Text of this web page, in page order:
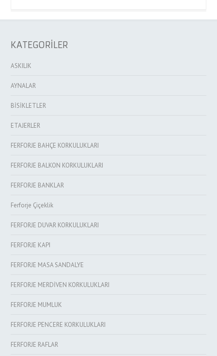
KATEGORİLER
ASKILIK
AYNALAR
BİSİKLETLER
ETAJERLER
FERFORJE BAHÇE KORKULUKLARI
FERFORJE BALKON KORKULUKLARI
FERFORJE BANKLAR
Ferforje Çiçeklik
FERFORJE DUVAR KORKULUKLARI
FERFORJE KAPI
FERFORJE MASA SANDALYE
FERFORJE MERDİVEN KORKULUKLARI
FERFORJE MUMLUK
FERFORJE PENCERE KORKULUKLARI
FERFORJE RAFLAR